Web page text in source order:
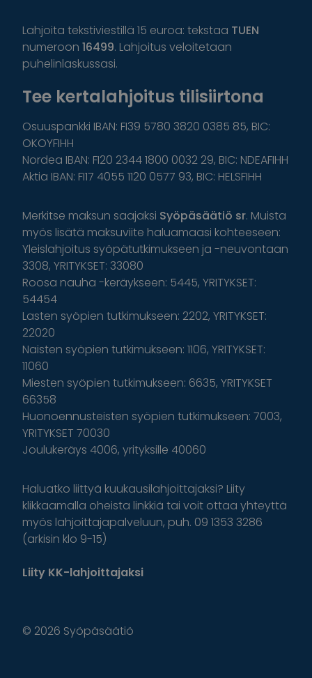
Lahjoita tekstiviestillä 15 euroa: tekstaa TUEN
numeroon 16499. Lahjoitus veloitetaan
puhelinlaskussasi.
Tee kertalahjoitus tilisiirtona
Osuuspankki IBAN: FI39 5780 3820 0385 85, BIC:
OKOYFIHH
Nordea IBAN: FI20 2344 1800 0032 29, BIC: NDEAFIHH
Aktia IBAN: FI17 4055 1120 0577 93, BIC: HELSFIHH
Merkitse maksun saajaksi Syöpäsäätiö sr. Muista
myös lisätä maksuviite haluamaasi kohteeseen:
Yleislahjoitus syöpätutkimukseen ja -neuvontaan
3308, YRITYKSET: 33080
Roosa nauha -keräykseen: 5445, YRITYKSET:
54454
Lasten syöpien tutkimukseen: 2202, YRITYKSET:
22020
Naisten syöpien tutkimukseen: 1106, YRITYKSET:
11060
Miesten syöpien tutkimukseen: 6635, YRITYKSET
66358
Huonoennusteisten syöpien tutkimukseen: 7003,
YRITYKSET 70030
Joulukeräys 4006, yrityksille 40060
Haluatko liittyä kuukausilahjoittajaksi? Liity
klikkaamalla oheista linkkiä tai voit ottaa yhteyttä
myös lahjoittajapalveluun, puh. 09 1353 3286
(arkisin klo 9-15)
Liity KK-lahjoittajaksi
© 2026 Syöpäsäätiö